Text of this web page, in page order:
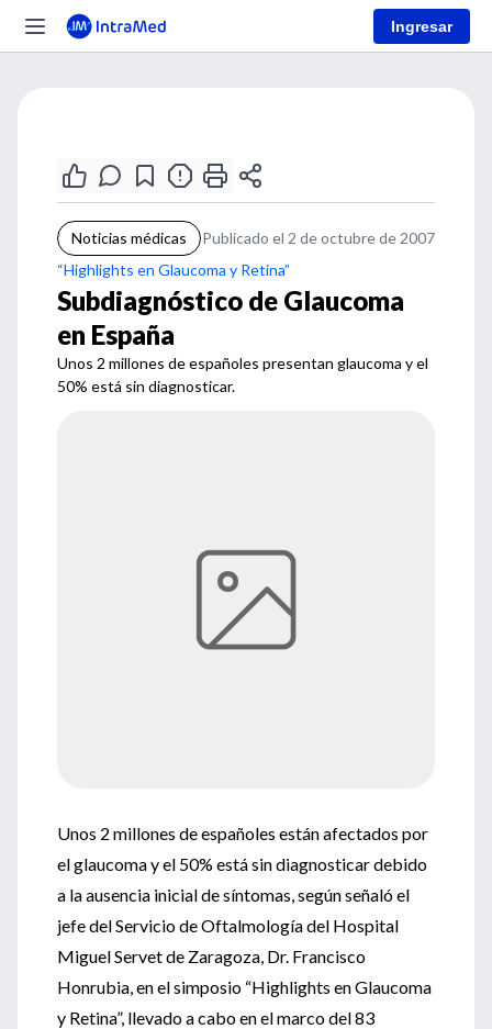
Ingresar
Noticias médicas
Publicado el 2 de octubre de 2007
“Highlights en Glaucoma y Retina”
Subdiagnóstico de Glaucoma
en España
Unos 2 millones de españoles presentan glaucoma y el
50% está sin diagnosticar.
Unos 2 millones de españoles están afectados por
el glaucoma y el 50% está sin diagnosticar debido
a la ausencia inicial de síntomas, según señaló el
jefe del Servicio de Oftalmología del Hospital
Miguel Servet de Zaragoza, Dr. Francisco
Honrubia, en el simposio “Highlights en Glaucoma
y Retina”, llevado a cabo en el marco del 83